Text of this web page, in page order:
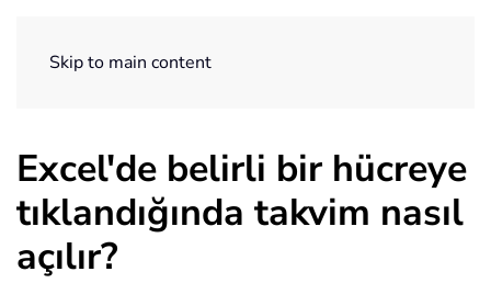
Skip to main content
Excel'de belirli bir hücreye
tıklandığında takvim nasıl
açılır?